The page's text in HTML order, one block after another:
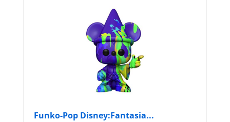
Funko-Pop Disney:Fantasia...